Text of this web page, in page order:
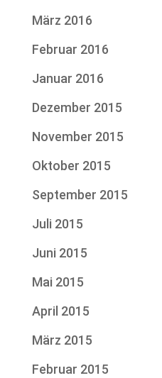
März 2016
Februar 2016
Januar 2016
Dezember 2015
November 2015
Oktober 2015
September 2015
Juli 2015
Juni 2015
Mai 2015
April 2015
März 2015
Februar 2015